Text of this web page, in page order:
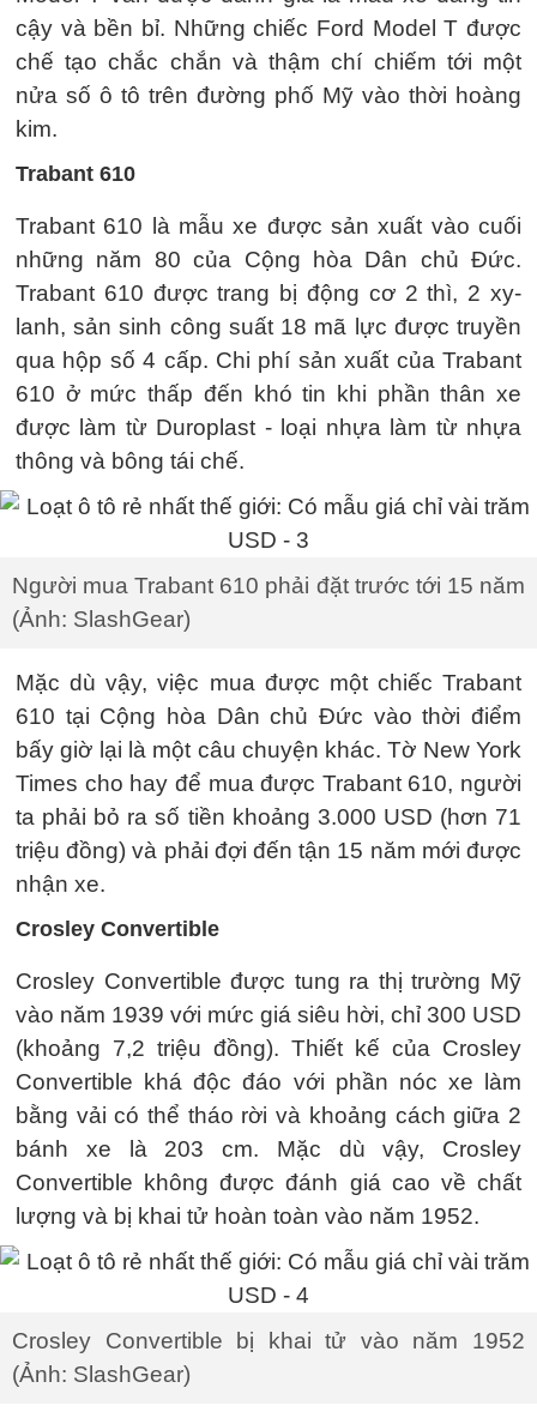
cậy và bền bỉ. Những chiếc Ford Model T được
chế tạo chắc chắn và thậm chí chiếm tới một
nửa số ô tô trên đường phố Mỹ vào thời hoàng
kim.
Trabant 610
Trabant 610 là mẫu xe được sản xuất vào cuối
những năm 80 của Cộng hòa Dân chủ Đức.
Trabant 610 được trang bị động cơ 2 thì, 2 xy-
lanh, sản sinh công suất 18 mã lực được truyền
qua hộp số 4 cấp. Chi phí sản xuất của Trabant
610 ở mức thấp đến khó tin khi phần thân xe
được làm từ Duroplast - loại nhựa làm từ nhựa
thông và bông tái chế.
Người mua Trabant 610 phải đặt trước tới 15 năm
(Ảnh: SlashGear)
Mặc dù vậy, việc mua được một chiếc Trabant
610 tại Cộng hòa Dân chủ Đức vào thời điểm
bấy giờ lại là một câu chuyện khác. Tờ New York
Times cho hay để mua được Trabant 610, người
ta phải bỏ ra số tiền khoảng 3.000 USD (hơn 71
triệu đồng) và phải đợi đến tận 15 năm mới được
nhận xe.
Crosley Convertible
Crosley Convertible được tung ra thị trường Mỹ
vào năm 1939 với mức giá siêu hời, chỉ 300 USD
(khoảng 7,2 triệu đồng). Thiết kế của Crosley
Convertible khá độc đáo với phần nóc xe làm
bằng vải có thể tháo rời và khoảng cách giữa 2
bánh xe là 203 cm. Mặc dù vậy, Crosley
Convertible không được đánh giá cao về chất
lượng và bị khai tử hoàn toàn vào năm 1952.
Crosley Convertible bị khai tử vào năm 1952
(Ảnh: SlashGear)